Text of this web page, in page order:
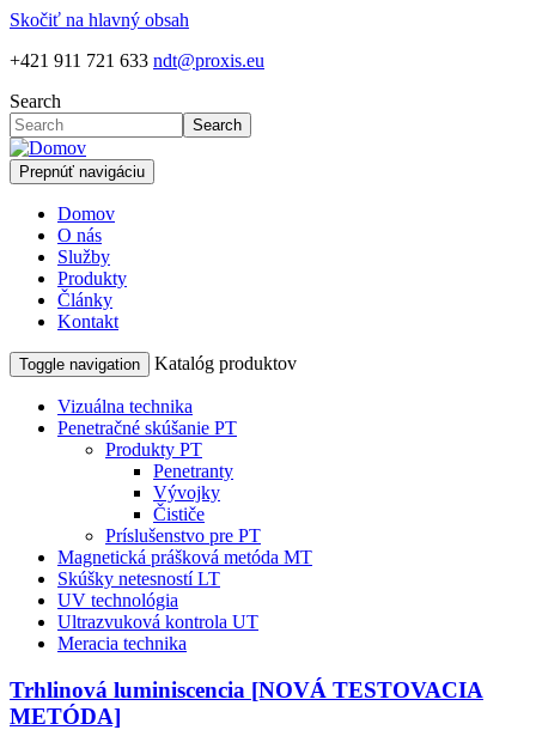
Skočiť na hlavný obsah
+421 911 721 633 ndt@proxis.eu
Search
Search
Prepnúť navigáciu
Domov
O nás
Služby
Produkty
Články
Kontakt
Toggle navigation Katalóg produktov
Vizuálna technika
Penetračné skúšanie PT
Produkty PT
Penetranty
Vývojky
Čističe
Príslušenstvo pre PT
Magnetická prášková metóda MT
Skúšky netesností LT
UV technológia
Ultrazvuková kontrola UT
Meracia technika
Trhlinová luminiscencia [NOVÁ TESTOVACIA
METÓDA]